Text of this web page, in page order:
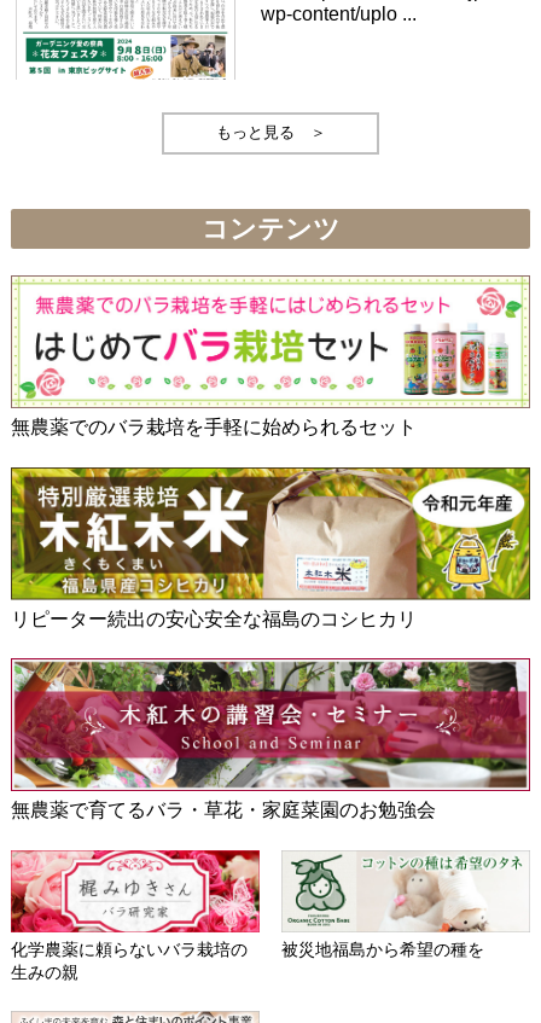
wp-content/uplo ...
もっと見る ＞
コンテンツ
無農薬でのバラ栽培を手軽に始められるセット
リピーター続出の安心安全な福島のコシヒカリ
無農薬で育てるバラ・草花・家庭菜園のお勉強会
化学農薬に頼らないバラ栽培の
生みの親
被災地福島から希望の種を